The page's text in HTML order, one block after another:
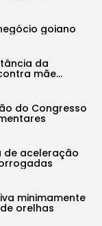
goiano
da
mãe...
do Congresso
de aceleração
minimamente
orelhas